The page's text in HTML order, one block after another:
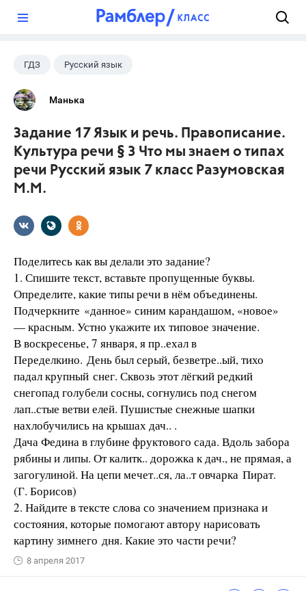
ГДЗ Русский язык
Разумовская М.М.
Манька
Задание 17 Язык и речь. Правописание.
Культура речи § 3 Что мы знаем о типах
речи Русский язык 7 класс Разумовская
М.М.
Поделитесь как вы делали это задание?
1. Спишите текст, вставьте пропущенные буквы.
Определите, какие типы речи в нём объединены.
Подчеркните «данное» синим карандашом, «новое»
— красным. Устно укажите их типовое значение.
В воскресенье, 7 января, я пр..ехал в
Переделкино. День был серый, безветре..ый, тихо
падал крупный снег. Сквозь этот лёгкий редкий
снегопад голубели сосны, согнулись под снегом
лап..стые ветви елей. Пушистые снежные шапки
нахлобучились на крышах дач.. .
Дача Федина в глубине фруктового сада. Вдоль забора
рябины и липы. От калитк.. дорожка к дач., не прямая, а
загогулиной. На цепи мечет..ся, ла..т овчарка Пират.
(Г. Борисов)
2. Найдите в тексте слова со значением признака и
состояния, которые помогают автору нарисовать
картину зимнего дня. Какие это части речи?
8 апреля 2017